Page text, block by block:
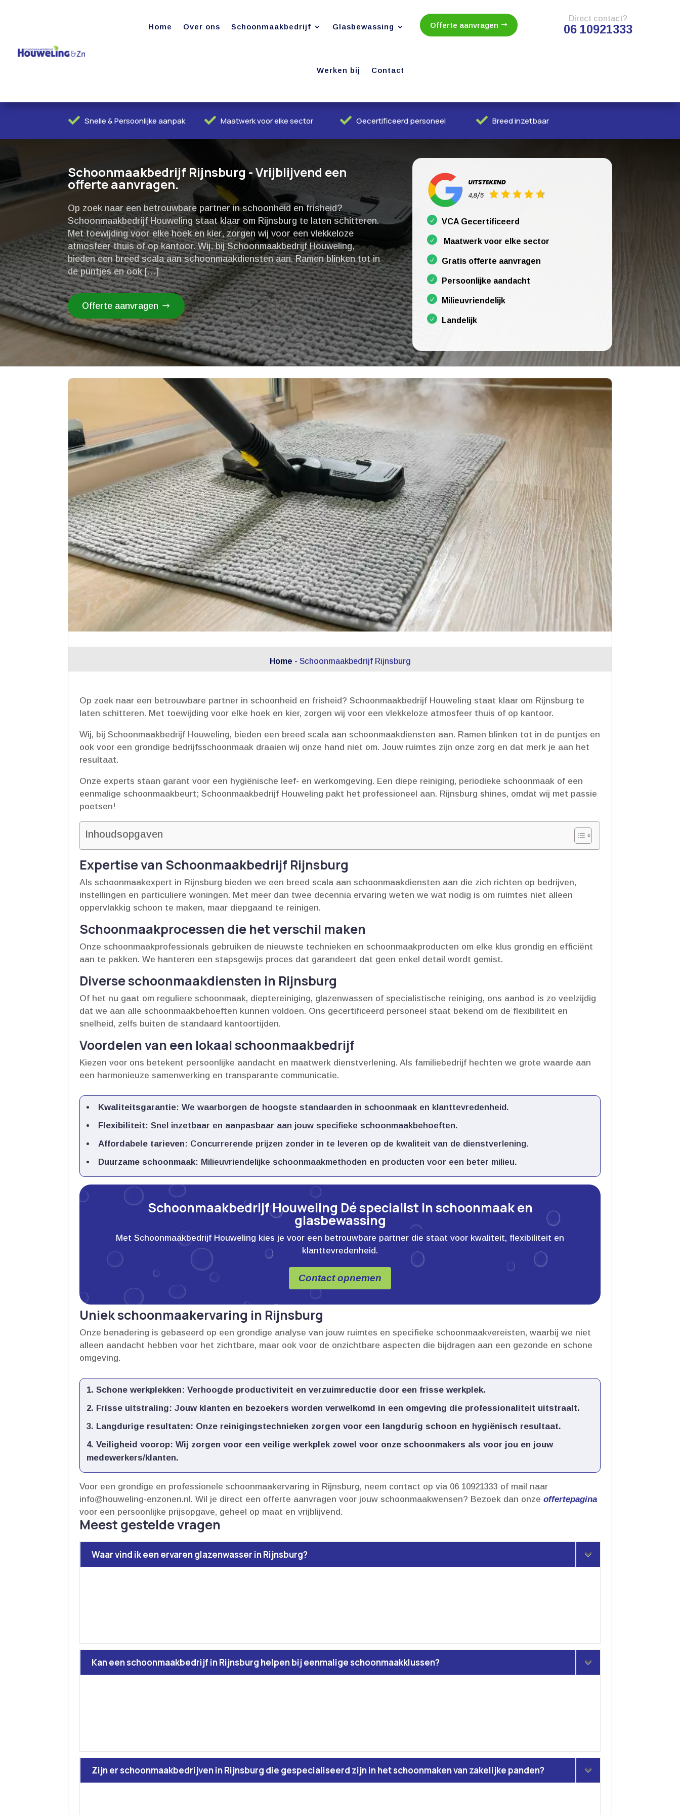
Home Over ons Schoonmaakbedrijf Glasbewassing
Werken bij Contact
Offerte aanvragen
Direct contact?
06 10921333
 Snelle & Persoonlijke aanpak  Maatwerk voor elke sector  Gecertificeerd personeel  Breed inzetbaar
Schoonmaakbedrijf Rijnsburg - Vrijblijvend een
offerte aanvragen.
Op zoek naar een betrouwbare partner in schoonheid en frisheid?
Schoonmaakbedrijf Houweling staat klaar om Rijnsburg te laten schitteren.​
Met toewijding voor elke hoek en kier, zorgen wij voor een vlekkeloze
atmosfeer thuis of op kantoor.​ Wij, bij Schoonmaakbedrijf Houweling,
bieden een breed scala aan schoonmaakdiensten aan.​ Ramen blinken tot in
de puntjes en ook […]
Offerte aanvragen
VCA Gecertificeerd
Maatwerk voor elke sector
Gratis offerte aanvragen
Persoonlijke aandacht
Milieuvriendelijk
Landelijk
Home - Schoonmaakbedrijf Rijnsburg
Op zoek naar een betrouwbare partner in schoonheid en frisheid? Schoonmaakbedrijf Houweling staat klaar om Rijnsburg te
laten schitteren.​ Met toewijding voor elke hoek en kier, zorgen wij voor een vlekkeloze atmosfeer thuis of op kantoor.​
Wij, bij Schoonmaakbedrijf Houweling, bieden een breed scala aan schoonmaakdiensten aan.​ Ramen blinken tot in de puntjes en
ook voor een grondige bedrijfsschoonmaak draaien wij onze hand niet om.​ Jouw ruimtes zijn onze zorg en dat merk je aan het
resultaat.​
Onze experts staan garant voor een hygiënische leef- en werkomgeving.​ Een diepe reiniging, periodieke schoonmaak of een
eenmalige schoonmaakbeurt; Schoonmaakbedrijf Houweling pakt het professioneel aan.​ Rijnsburg shines, omdat wij met passie
poetsen!
Inhoudsopgaven
Expertise van Schoonmaakbedrijf Rijnsburg
Als schoonmaakexpert in Rijnsburg bieden we een breed scala aan schoonmaakdiensten aan die zich richten op bedrijven,
instellingen en particuliere woningen.​ Met meer dan twee decennia ervaring weten we wat nodig is om ruimtes niet alleen
oppervlakkig schoon te maken, maar diepgaand te reinigen.​
Schoonmaakprocessen die het verschil maken
Onze schoonmaakprofessionals gebruiken de nieuwste technieken en schoonmaakproducten om elke klus grondig en efficiënt
aan te pakken.​ We hanteren een stapsgewijs proces dat garandeert dat geen enkel detail wordt gemist.​
Diverse schoonmaakdiensten in Rijnsburg
Of het nu gaat om reguliere schoonmaak, dieptereiniging, glazenwassen of specialistische reiniging, ons aanbod is zo veelzijdig
dat we aan alle schoonmaakbehoeften kunnen voldoen.​ Ons gecertificeerd personeel staat bekend om de flexibiliteit en
snelheid, zelfs buiten de standaard kantoortijden.​
Voordelen van een lokaal schoonmaakbedrijf
Kiezen voor ons betekent persoonlijke aandacht en maatwerk dienstverlening.​ Als familiebedrijf hechten we grote waarde aan
een harmonieuze samenwerking en transparante communicatie.​
Kwaliteitsgarantie: We waarborgen de hoogste standaarden in schoonmaak en klanttevredenheid.​
Flexibiliteit: Snel inzetbaar en aanpasbaar aan jouw specifieke schoonmaakbehoeften.​
Affordabele tarieven: Concurrerende prijzen zonder in te leveren op de kwaliteit van de dienstverlening.​
Duurzame schoonmaak: Milieuvriendelijke schoonmaakmethoden en producten voor een beter milieu.​
Schoonmaakbedrijf Houweling Dé specialist in schoonmaak en
glasbewassing
Met Schoonmaakbedrijf Houweling kies je voor een betrouwbare partner die staat voor kwaliteit, flexibiliteit en
klanttevredenheid.
Contact opnemen
Uniek schoonmaakervaring in Rijnsburg
Onze benadering is gebaseerd op een grondige analyse van jouw ruimtes en specifieke schoonmaakvereisten, waarbij we niet
alleen aandacht hebben voor het zichtbare, maar ook voor de onzichtbare aspecten die bijdragen aan een gezonde en schone
omgeving.​
Schone werkplekken: Verhoogde productiviteit en verzuimreductie door een frisse werkplek.​
Frisse uitstraling: Jouw klanten en bezoekers worden verwelkomd in een omgeving die professionaliteit uitstraalt.​
Langdurige resultaten: Onze reinigingstechnieken zorgen voor een langdurig schoon en hygiënisch resultaat.​
Veiligheid voorop: Wij zorgen voor een veilige werkplek zowel voor onze schoonmakers als voor jou en jouw
medewerkers/klanten.​
Voor een grondige en professionele schoonmaakervaring in Rijnsburg, neem contact op via 06 10921333 of mail naar
info@houweling-enzonen.​nl.​ Wil je direct een offerte aanvragen voor jouw schoonmaakwensen? Bezoek dan onzeoffertepagina
voor een persoonlijke prijsopgave, geheel op maat en vrijblijvend.​
Meest gestelde vragen
Waar vind ik een ervaren glazenwasser in Rijnsburg?
Kan een schoonmaakbedrijf in Rijnsburg helpen bij eenmalige schoonmaakklussen?
Zijn er schoonmaakbedrijven in Rijnsburg die gespecialiseerd zijn in het schoonmaken van zakelijke panden?